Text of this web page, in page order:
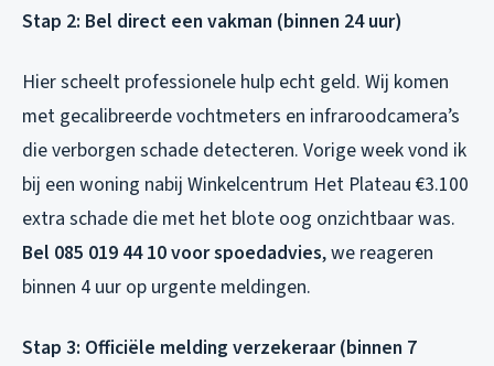
Stap 2: Bel direct een vakman (binnen 24 uur)
Hier scheelt professionele hulp echt geld. Wij komen
met gecalibreerde vochtmeters en infraroodcamera’s
die verborgen schade detecteren. Vorige week vond ik
bij een woning nabij Winkelcentrum Het Plateau €3.100
extra schade die met het blote oog onzichtbaar was.
Bel 085 019 44 10 voor spoedadvies, we reageren
binnen 4 uur op urgente meldingen.
Stap 3: Officiële melding verzekeraar (binnen 7